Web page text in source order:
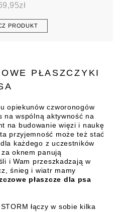
PŁASZCZYKI
opiekunów czworonogów
na wspólną aktywność na
na budowanie więzi i naukę
przyjemność może też stać
każdego z uczestników
oknem panują
i Wam przeszkadzają w
śnieg i wiatr mamy
płaszcze dla psa
łączy w sobie kilka
zł
PRODUKT